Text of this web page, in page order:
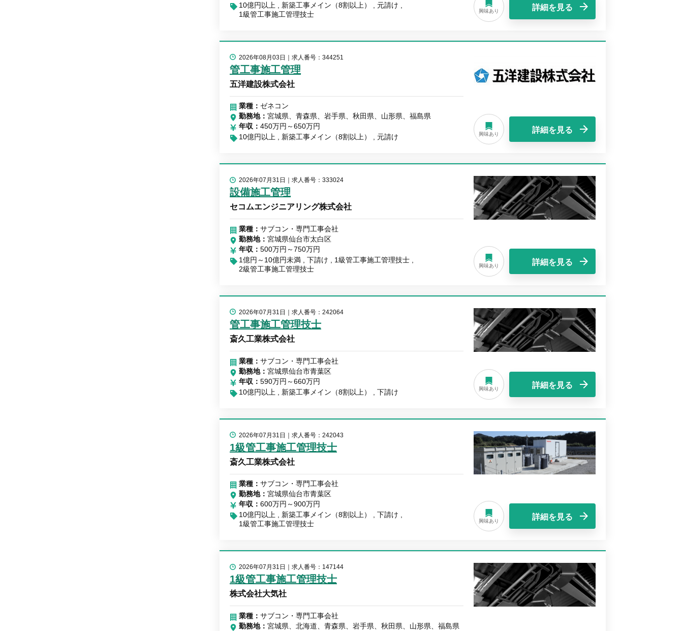
10億円以上
新築工事メイン（8割以上）
元請け
1級管工事施工管理技士
興味あり 詳細を見る
2026年08月03日 求人番号：344251
管工事施工管理
五洋建設株式会社
業種： ゼネコン
勤務地
宮城県、青森県、岩手県、秋田県、山形県、福島県
年収
450万円～650万円
10億円以上
新築工事メイン（8割以上） 元請け 興味あり 詳細を見る
2026年07月31日 求人番号：333024
設備施工管理
セコムエンジニアリング株式会社
業種： サブコン・専門工事会社
勤務地
宮城県仙台市太白区
年収
500万円～750万円
1億円～10億円未満
下請け
1級管工事施工管理技士
2級管工事施工管理技士
興味あり 詳細を見る
2026年07月31日 求人番号：242064
管工事施工管理技士
斎久工業株式会社
業種： サブコン・専門工事会社
勤務地
宮城県仙台市青葉区
年収
590万円～660万円
10億円以上
新築工事メイン（8割以上） 下請け 興味あり 詳細を見る
2026年07月31日 求人番号：242043
1級管工事施工管理技士
斎久工業株式会社
業種： サブコン・専門工事会社
勤務地
宮城県仙台市青葉区
年収
600万円～900万円
10億円以上
新築工事メイン（8割以上）
下請け
1級管工事施工管理技士
興味あり 詳細を見る
2026年07月31日 求人番号：147144
1級管工事施工管理技士
株式会社大気社
業種： サブコン・専門工事会社
勤務地
宮城県、北海道、青森県、岩手県、秋田県、山形県、福島県